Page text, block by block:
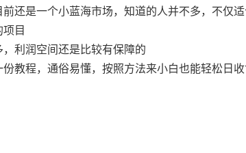
还是一个小蓝海市场，知道的人并不多，不仅
目
利润空间还是比较有保障的
教程，通俗易懂，按照方法来小白也能轻松日